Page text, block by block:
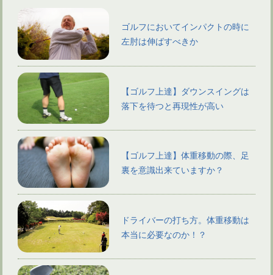
ゴルフにおいてインパクトの時に
左肘は伸ばすべきか
【ゴルフ上達】ダウンスイングは
落下を待つと再現性が高い
【ゴルフ上達】体重移動の際、足
裏を意識出来ていますか？
ドライバーの打ち方。体重移動は
本当に必要なのか！？